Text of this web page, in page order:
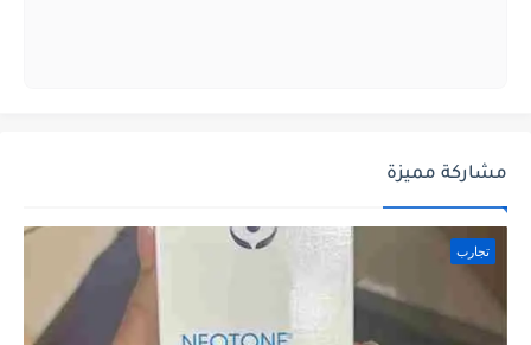
مشاركة مميزة
تجارب